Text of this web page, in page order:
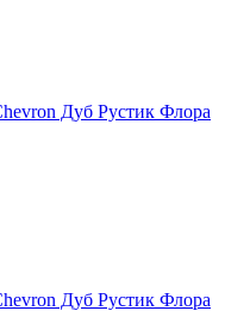
Дуб Рустик Флора
Дуб Рустик Флора